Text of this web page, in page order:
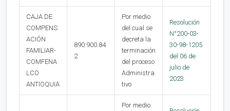
CAJA DE
COMPENS
ACIÓN
FAMILIAR-
COMFENA
LCO
ANTIOQUIA
890.900.84
2
Por medio
del cual se
decreta la
terminación
del proceso
Administra
tivo
Resolución
N°200-03-
30-98-1205
del 06 de
julio de
2023
Por medio